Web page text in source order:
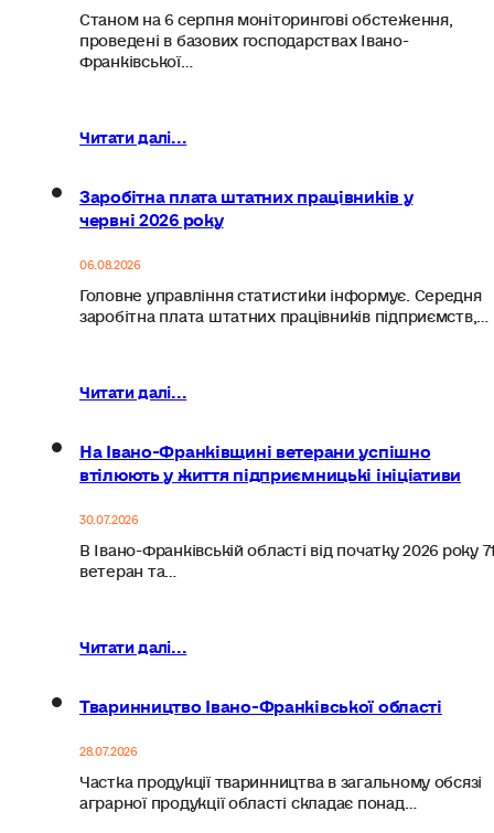
Станом на 6 серпня моніторингові обстеження,
проведені в базових господарствах Івано-
Франківської…
Читати далі...
Заробітна плата штатних працівників у
червні 2026 року
06.08.2026
Головне управління статистики інформує. Середня
заробітна плата штатних працівників підприємств,…
Читати далі...
На Івано-Франківщині ветерани успішно
втілюють у життя підприємницькі ініціативи
30.07.2026
В Івано-Франківській області від початку 2026 року
ветеран та…
Читати далі...
Тваринництво Івано-Франківської області
28.07.2026
Частка продукції тваринництва в загальному обсязі
аграрної продукції області складає понад…